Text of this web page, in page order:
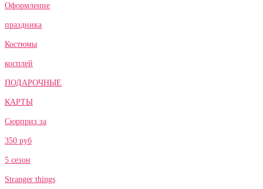
Оформление
праздника
Костюмы
косплей
ПОДАРОЧНЫЕ
КАРТЫ
Сюрприз за
350 руб
5 сезон
Stranger things